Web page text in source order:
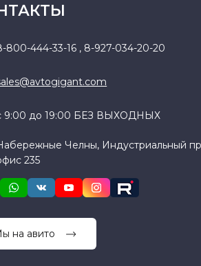
800-444-33-16 , 8-927-034-20-20
9:00 до 19:00 БЕЗ ВЫХОДНЫХ
Челны, Индустриальный
235
на авито